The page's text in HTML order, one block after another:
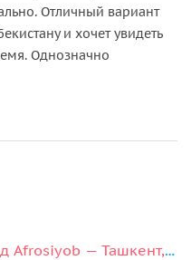
Отличный вариант
и хочет увидеть
Однозначно
Билеты на скоростной поезд Afrosiyob — Ташкент, Самарканд, Бухара